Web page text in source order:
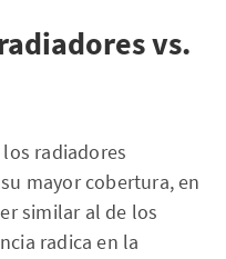
vs.
radiadores
mayor cobertura, en
similar al de los
radica en la